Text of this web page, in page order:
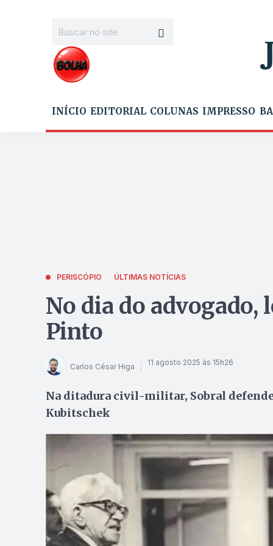
INÍCIO EDITORIAL COLUNAS IMPRESSO
PERISCÓPIO ÚLTIMAS NOTÍCIAS
No dia do advogado,
Pinto
Carlos César Higa 11 agosto 2025 às 15h26
Na ditadura civil-militar, Sobral
Kubitschek